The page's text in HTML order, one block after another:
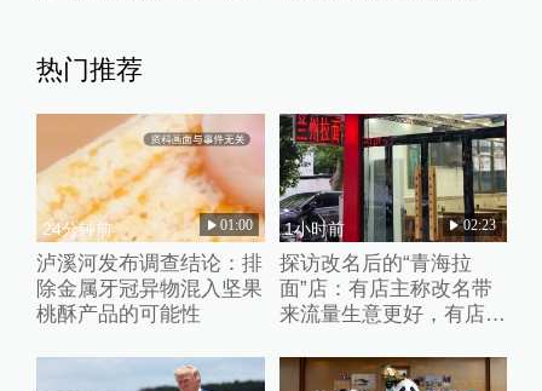
热门推荐
24分钟前 01:00
泸溪河发布调查结论：排
除金属牙冠异物混入坚果
桃酥产品的可能性
1小时前 02:23
探访改名后的“青海拉
面”店：有店主称改名带
来流量生意更好，有店家
素并存